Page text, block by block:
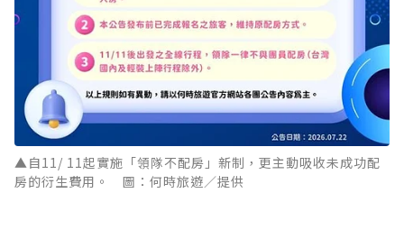
▲自11/ 11起實施「領隊不配房」新制，更主動吸收未成功配
房的衍生費用。 圖：何時旅遊／提供